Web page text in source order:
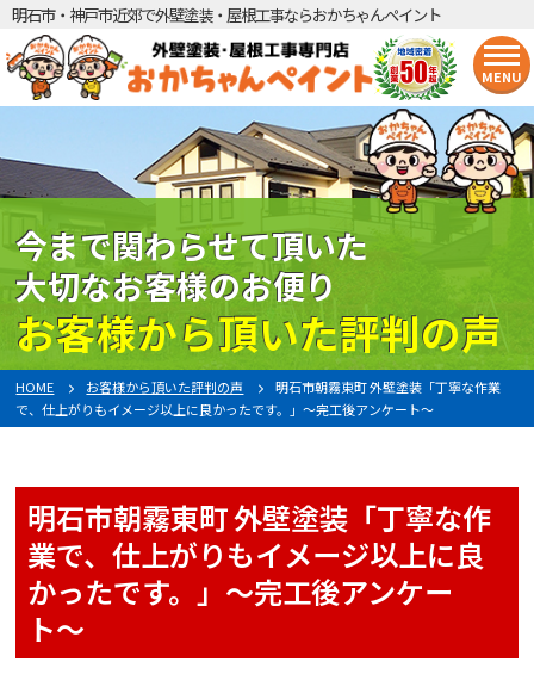
明石市・神戸市近郊で外壁塗装・屋根工事ならおかちゃんペイント
MENU
今まで関わらせて頂いた
大切なお客様のお便り
お客様から頂いた評判の声
HOME お客様から頂いた評判の声
明石市朝霧東町 外壁塗装「丁寧な作業
で、仕上がりもイメージ以上に良かったです。」〜完工後アンケート〜
明石市朝霧東町 外壁塗装「丁寧な作
業で、仕上がりもイメージ以上に良
かったです。」〜完工後アンケー
ト〜